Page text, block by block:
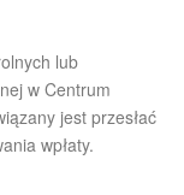
lub
w Centrum
jest przesłać
wpłaty.